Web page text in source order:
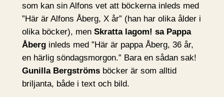
som kan sin Alfons vet att böckerna inleds med
”Här är Alfons Åberg, X år” (han har olika ålder i
olika böcker), men Skratta lagom! sa Pappa
Åberginleds med ”Här är pappa Åberg, 36 år,
en härlig söndagsmorgon.” Bara en sådan sak!
Gunilla Bergströms böcker är som alltid
briljanta, både i text och bild.